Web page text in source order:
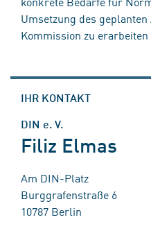
Umsetzung des
Kommission zu erarbeiten
IHR KONTAKT
DIN e. V.
Filiz Elmas
Am DIN-Platz
Burggrafenstraße 6
10787 Berlin